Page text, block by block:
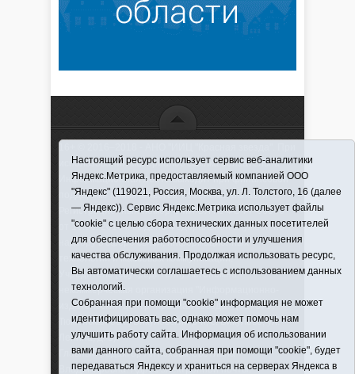
использовании материалов ссылка обязательна
Информационная лента выходит при финансовой
поддержке правительства Тюменской области
Регистрационный номер СМИ ЭЛ № ФС 77-66066
от 10.06. 2016 г. выдано Федеральной службой по
надзору в сфере связи, информационных
технологий и массовых коммуникаций.
Учредитель (соучредители) Автономная
некоммерческая организация "Информационно-
издательский центр "Красная звезда"" (627570,
Тюменская обл., Викуловский р-н, с. Викулово, ул.
Ленина, д. 5).
Главный редактор Антюхова Светлана
Владимировна. Адрес электронной почты:
Настоящий ресурс использует сервис веб-аналитики
Яндекс.Метрика, предоставляемый компанией ООО
"Яндекс" (119021, Россия, Москва, ул. Л. Толстого, 16 (далее
— Яндекс)). Сервис Яндекс.Метрика использует файлы
"cookie" с целью сбора технических данных посетителей
для обеспечения работоспособности и улучшения
качества обслуживания. Продолжая использовать ресурс,
Вы автоматически соглашаетесь с использованием данных
технологий.
Собранная при помощи "cookie" информация не может
идентифицировать вас, однако может помочь нам
улучшить работу сайта. Информация об использовании
вами данного сайта, собранная при помощи "cookie", будет
передаваться Яндексу и храниться на серверах Яндекса в